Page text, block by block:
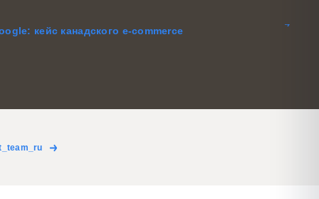
кейс канадского e-commerce